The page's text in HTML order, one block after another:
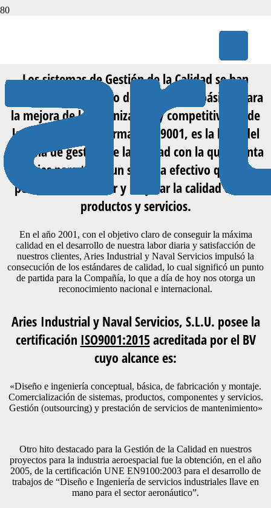
GESTIÓN DE LA CALIDAD
Los sistemas de Gestión de la Calidad se han
constituido como uno de los factores básicos para
la mejora de la organización y competitividad de
las empresas. La norma ISO 9001, es la base del
sistema de gestión de la calidad con la que cuenta
Aries para tener un sistema efectivo que le
permita administrar y mejorar la calidad de sus
productos y servicios.
En el año 2001, con el objetivo claro de conseguir la máxima
calidad en el desarrollo de nuestra labor diaria y satisfacción de
nuestros clientes, Aries Industrial y Naval Servicios impulsó la
consecución de los estándares de calidad, lo cual significó un punto
de partida para la Compañía, lo que a día de hoy nos otorga un
reconocimiento nacional e internacional.
Aries Industrial y Naval Servicios, S.L.U. posee la
certificación ISO9001:2015acreditada por el BV
cuyo alcance es:
«Diseño e ingeniería conceptual, básica, de fabricación y montaje.
Comercialización de sistemas, productos, componentes y servicios.
Gestión (outsourcing) y prestación de servicios de mantenimiento»
Otro hito destacado para la Gestión de la Calidad en nuestros
proyectos para la industria aeroespacial fue la obtención, en el año
2005, de la certificación UNE EN9100:2003 para el desarrollo de
trabajos de “Diseño e Ingeniería de servicios industriales llave en
mano para el sector aeronáutico”.